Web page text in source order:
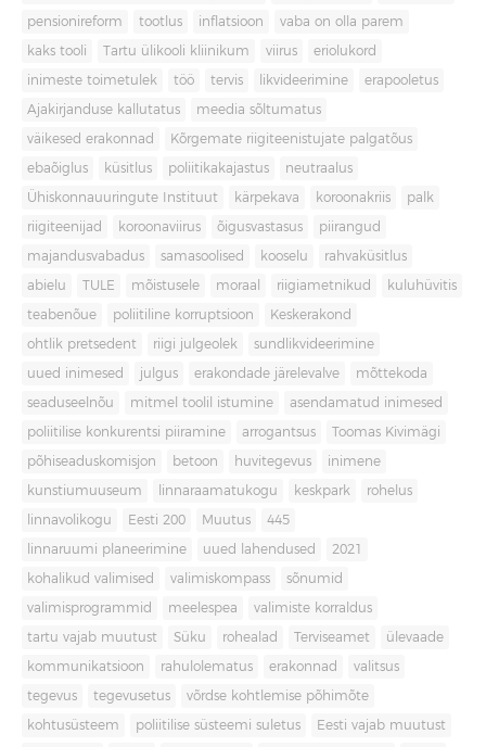
pensionireform tootlus inflatsioon vaba on olla parem
kaks tooli Tartu ülikooli kliinikum viirus eriolukord
inimeste toimetulek töö tervis likvideerimine erapooletus
Ajakirjanduse kallutatus meedia sõltumatus
väikesed erakonnad Kõrgemate riigiteenistujate palgatõus
ebaõiglus küsitlus poliitikakajastus neutraalus
Ühiskonnauuringute Instituut kärpekava koroonakriis palk
riigiteenijad koroonaviirus õigusvastasus piirangud
majandusvabadus samasoolised kooselu rahvaküsitlus
abielu TULE mõistusele moraal riigiametnikud kuluhüvitis
teabenõue poliitiline korruptsioon Keskerakond
ohtlik pretsedent riigi julgeolek sundlikvideerimine
uued inimesed julgus erakondade järelevalve mõttekoda
seaduseelnõu mitmel toolil istumine asendamatud inimesed
poliitilise konkurentsi piiramine arrogantsus Toomas Kivimägi
põhiseaduskomisjon betoon huvitegevus inimene
kunstiumuuseum linnaraamatukogu keskpark rohelus
linnavolikogu Eesti 200 Muutus 445
linnaruumi planeerimine uued lahendused 2021
kohalikud valimised valimiskompass sõnumid
valimisprogrammid meelespea valimiste korraldus
tartu vajab muutust Süku rohealad Terviseamet ülevaade
kommunikatsioon rahulolematus erakonnad valitsus
tegevus tegevusetus võrdse kohtlemise põhimõte
kohtusüsteem poliitilise süsteemi suletus Eesti vajab muutust